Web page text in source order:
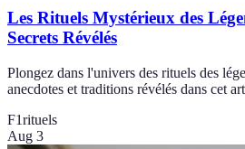
Les Rituels Mystérieux des
Secrets Révélés
Plongez dans l'univers des rituels des
anecdotes et traditions révélés dans cet
F1rituels
Aug 3